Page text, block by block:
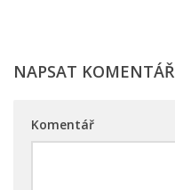
NAPSAT KOMENTÁŘ
Komentář